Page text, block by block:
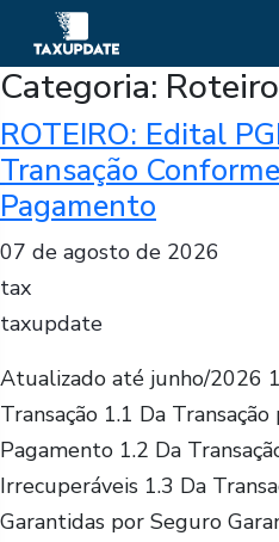
Categoria:
ROTEIRO: Edital
Transação
Pagamento
07 de agosto de 2026
tax
taxupdate
Atualizado até junho/2026
Transação 1.1 Da
Pagamento 1.2 Da
Irrecuperáveis 1.3 Da
Garantidas por Seguro